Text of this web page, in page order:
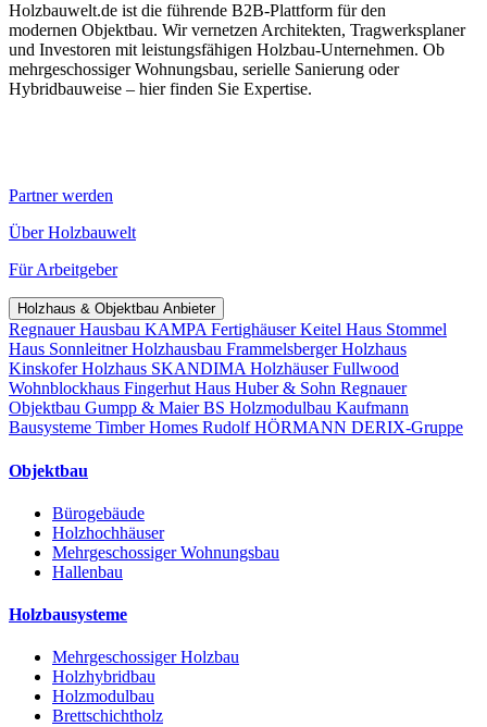
Holzbauwelt.de ist die führende B2B-Plattform für den
modernen Objektbau. Wir vernetzen Architekten, Tragwerksplaner
und Investoren mit leistungsfähigen Holzbau-Unternehmen. Ob
mehrgeschossiger Wohnungsbau, serielle Sanierung oder
Hybridbauweise – hier finden Sie Expertise.
Partner werden
Über Holzbauwelt
Für Arbeitgeber
Holzhaus & Objektbau Anbieter
Regnauer Hausbau KAMPA FertighäuserKeitel Haus Stommel
Haus Sonnleitner Holzhausbau Frammelsberger Holzhaus
Kinskofer Holzhaus SKANDIMA HolzhäuserFullwood
Wohnblockhaus Fingerhut Haus Huber & Sohn Regnauer
Objektbau Gumpp & MaierBS Holzmodulbau Kaufmann
Bausysteme Timber Homes Rudolf HÖRMANN DERIX-Gruppe
Objektbau
Bürogebäude
Holzhochhäuser
Mehrgeschossiger Wohnungsbau
Hallenbau
Holzbausysteme
Mehrgeschossiger Holzbau
Holzhybridbau
Holzmodulbau
Brettschichtholz